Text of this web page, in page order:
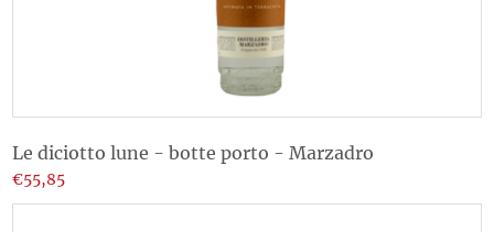
Le diciotto lune - botte porto - Marzadro
€55,85